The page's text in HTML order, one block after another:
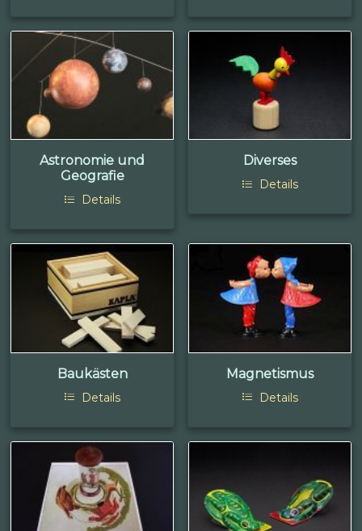
Astronomie und
Geografie
Details
Diverses
Details
Baukästen
Details
Magnetismus
Details